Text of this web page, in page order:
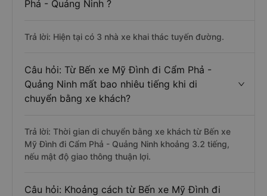
Phả - Quảng Ninh ?
Trả lời: Hiện tại có 3 nhà xe khai thác tuyến đường.
Câu hỏi: Từ Bến xe Mỹ Đình đi Cẩm Phả -
Quảng Ninh mất bao nhiêu tiếng khi di
chuyển bằng xe khách?
Trả lời: Thời gian di chuyển bằng xe khách từ Bến xe
Mỹ Đình đi Cẩm Phả - Quảng Ninh khoảng 3.2 tiếng,
nếu mật độ giao thông thuận lợi.
Câu hỏi: Khoảng cách từ Bến xe Mỹ Đình đi